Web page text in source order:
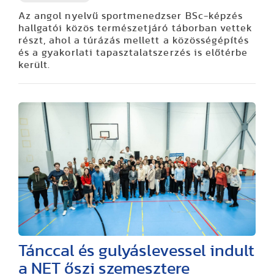
Az angol nyelvű sportmenedzser BSc-képzés
hallgatói közös természetjáró táborban vettek
részt, ahol a túrázás mellett a közösségépítés
és a gyakorlati tapasztalatszerzés is előtérbe
került.
Tánccal és gulyáslevessel indult
a NET őszi szemesztere